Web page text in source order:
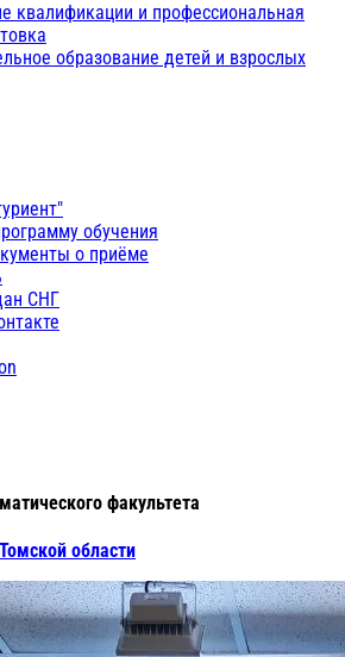
квалификации и профессиональная
образование детей и взрослых
обучения
о приёме
СНГ
факультета
области